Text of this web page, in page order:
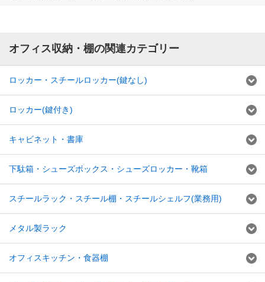
オフィス収納・棚の関連カテゴリー
ロッカー・スチールロッカー(鍵なし)
ロッカー(鍵付き)
キャビネット・書庫
下駄箱・シューズボックス・シューズロッカー・靴箱
スチールラック・スチール棚・スチールシェルフ(業務用)
メタル製ラック
オフィスキッチン・食器棚